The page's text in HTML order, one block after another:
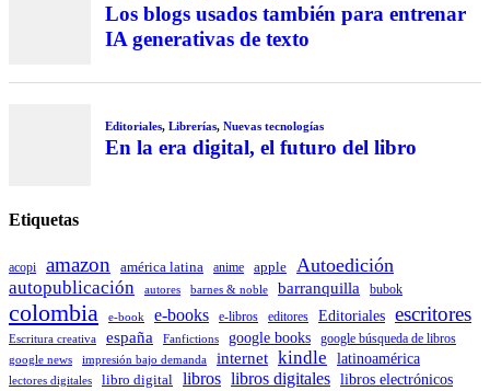
Los blogs usados también para entrenar
IA generativas de texto
Editoriales, Librerías, Nuevas tecnologías
En la era digital, el futuro del libro
Etiquetas
acopi amazon américa latina anime apple Autoedición
autopublicación autores barnes & noble barranquilla bubok
colombia e-book e-books e-libros editores Editoriales escritores
Escritura creativa españa Fanfictions google books google búsqueda de libros
google news impresión bajo demanda internet kindle latinoamérica
lectores digitales libro digital libros libros digitales libros electrónicos